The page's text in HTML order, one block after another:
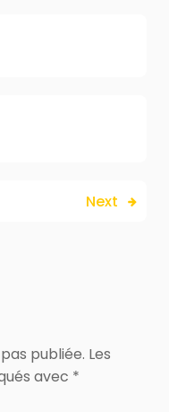
Next
publiée. Les
avec *